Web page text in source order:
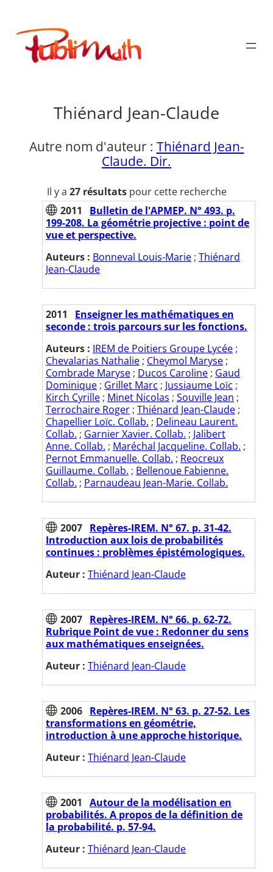
contenu
Publimath
Thiénard Jean-Claude
Autre nom d'auteur : Thiénard Jean-
Claude. Dir.
Il y a 27 résultatspour cette recherche
2011
Bulletin de l'APMEP. N° 493. p.
199-208. La géométrie projective : point de
vue et perspective.
Auteurs : Bonneval Louis-Marie ; Thiénard
Jean-Claude
2011
Enseigner les mathématiques en
seconde : trois parcours sur les fonctions.
Auteurs : IREM de Poitiers Groupe Lycée ;
Chevalarias Nathalie ; Cheymol Maryse ;
Combrade Maryse ; Ducos Caroline ; Gaud
Dominique ; Grillet Marc ; Jussiaume Loïc ;
Kirch Cyrille ; Minet Nicolas ; Souville Jean ;
Terrochaire Roger ; Thiénard Jean-Claude ;
Chapellier Loïc. Collab. ; Delineau Laurent.
Collab. ; Garnier Xavier. Collab. ; Jalibert
Anne. Collab. ; Maréchal Jacqueline. Collab. ;
Pernot Emmanuelle. Collab. ; Reocreux
Guillaume. Collab. ; Bellenoue Fabienne.
Collab. ; Parnaudeau Jean-Marie. Collab.
2007 Repères-IREM. N° 67. p. 31-42.
Introduction aux lois de probabilités
continues : problèmes épistémologiques.
Auteur : Thiénard Jean-Claude
2007 Repères-IREM. N° 66. p. 62-72.
Rubrique Point de vue : Redonner du sens
aux mathématiques enseignées.
Auteur : Thiénard Jean-Claude
2006 Repères-IREM. N° 63. p. 27-52. Les
transformations en géométrie,
introduction à une approche historique.
Auteur : Thiénard Jean-Claude
2001
Autour de la modélisation en
probabilités. A propos de la définition de
la probabilité. p. 57-94.
Auteur : Thiénard Jean-Claude